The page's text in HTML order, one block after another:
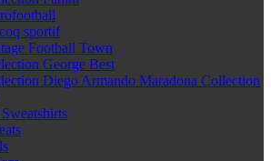
sportif
Football Town
George Best
Diego Armando Maradona Collection